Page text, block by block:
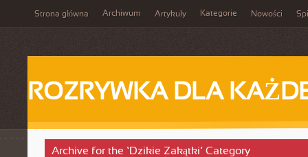
Strona główna Archiwum Artykuły Kategorie Nowości
ROZRYWKA DLA
Archive for the ‘Dzikie Zakątki’ Category